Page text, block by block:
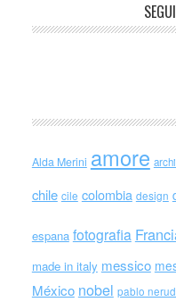
Alda Merini amore
chile cile colombia design
espana fotografia
made in italy messico
México nobel pablo